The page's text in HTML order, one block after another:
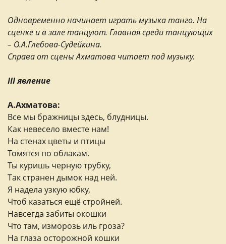
Одновременно начинает играть музыка танго. На
сценке и в зале танцуют. Главная среди танцующих
– О.А.Глебова-Судейкина.
Справа от сцены Ахматова читает под музыку.
III явление
А.Ахматова:
Все мы бражницы здесь, блудницы.
Как невесело вместе нам!
На стенах цветы и птицы
Томятся по облакам.
Ты куришь черную трубку,
Так странен дымок над ней.
Я надела узкую юбку,
Чтоб казаться ещё стройней.
Навсегда забиты окошки
Что там, изморозь иль гроза?
На глаза осторожной кошки